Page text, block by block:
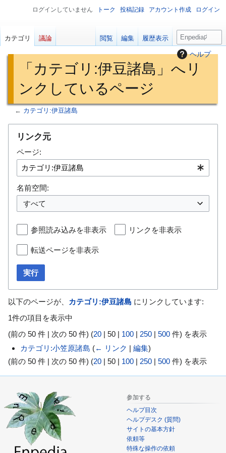
ヘルプ
「カテゴリ:伊豆諸島」へリ
ンクしているページ
← カテゴリ:伊豆諸島
リンク元
ページ:
名前空間:
すべて
参照読み込みを非表示 リンクを非表示
転送ページを非表示
実行
以下のページが、 カテゴリ:伊豆諸島 にリンクしています:
1件の項目を表示中
(前の 50 件 | 次の 50 件) (20 | 50 | 100 | 250 | 500 件) を表示
カテゴリ:小笠原諸島 (← リンク |編集)
(前の 50 件 | 次の 50 件) (20 | 50 | 100 | 250 | 500 件) を表示
ログインしていません トーク 投稿記録 アカウント作成 ログイン
カテゴリ 議論 閲覧 編集 履歴表示
検
索
参加する
ヘルプ目次
ヘルプデスク (質問)
サイトの基本方針
依頼等
特殊な操作の依頼